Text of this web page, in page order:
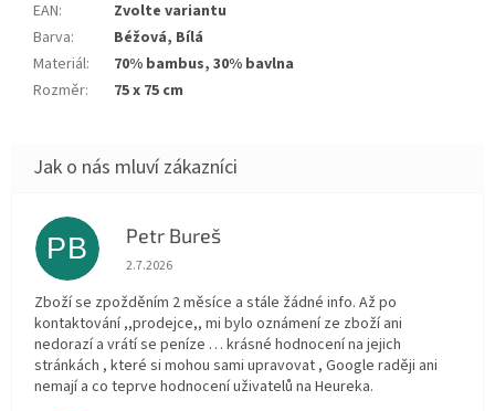
EAN:
Zvolte variantu
Barva:
Béžová, Bílá
Materiál:
70% bambus, 30% bavlna
Rozměr: 75 x 75 cm
PB Petr Bureš
Hodnocení obchodu je 1 z 5 hvězdiček.
2.7.2026
Zboží se zpožděním 2 měsíce a stále žádné info. Až po
kontaktování ,,prodejce,, mi bylo oznámení ze zboží ani
nedorazí a vrátí se peníze … krásné hodnocení na jejich
stránkách , které si mohou sami upravovat , Google raději ani
nemají a co teprve hodnocení uživatelů na Heureka.